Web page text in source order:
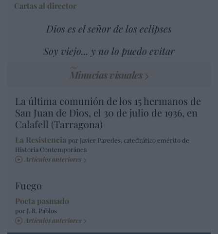
Cartas al director
Dios es el señor de los eclipses
Soy viejo... y no lo puedo evitar
Minucias visuales
La última comunión de los 15 hermanos de
San Juan de Dios, el 30 de julio de 1936, en
Calafell (Tarragona)
La Resistencia por Javier Paredes, catedrático emérito de
Historia Contemporánea
Artículos anteriores
Fuego
Poeta pasmado
por J. R. Pablos
Artículos anteriores